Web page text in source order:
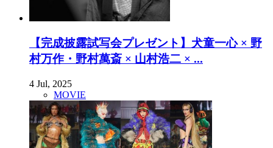
【完成披露試写会プレゼント】犬童一心 × 野
村万作・野村萬斎 × 山村浩二 × ...
4 Jul, 2025
MOVIE